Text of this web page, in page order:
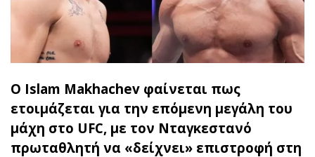
Ο Islam Makhachev φαίνεται πως
ετοιμάζεται για την επόμενη μεγάλη του
μάχη στο UFC, με τον Νταγκεστανό
πρωταθλητή να «δείχνει» επιστροφή στη